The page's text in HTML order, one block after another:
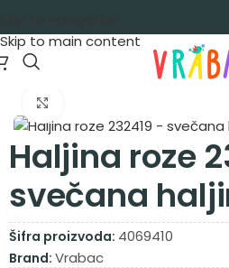
Skip to main content
Haljine dug rukav
Haljina roze
svečana
Šifra proizvoda: 4069410
Brand: Vrabac